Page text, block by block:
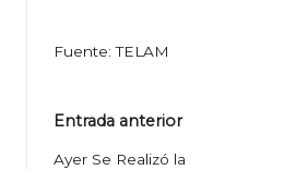
Fuente: TELAM
Navegación
de
Entrada anterior
Ayer Se Realizó la